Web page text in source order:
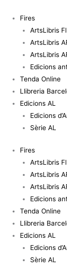
contingut
Fires
ArtsLibris
ArtsLibris
ArtsLibris
Edicions
Tenda Online
Llibreria
Edicions AL
Edicions
Sèrie AL
Fires
ArtsLibris
ArtsLibris
ArtsLibris
Edicions
Tenda Online
Llibreria
Edicions AL
Edicions
Sèrie AL